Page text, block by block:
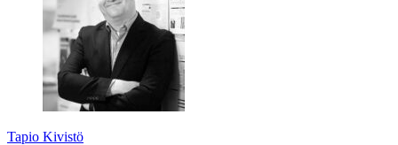
Tapio Kivistö